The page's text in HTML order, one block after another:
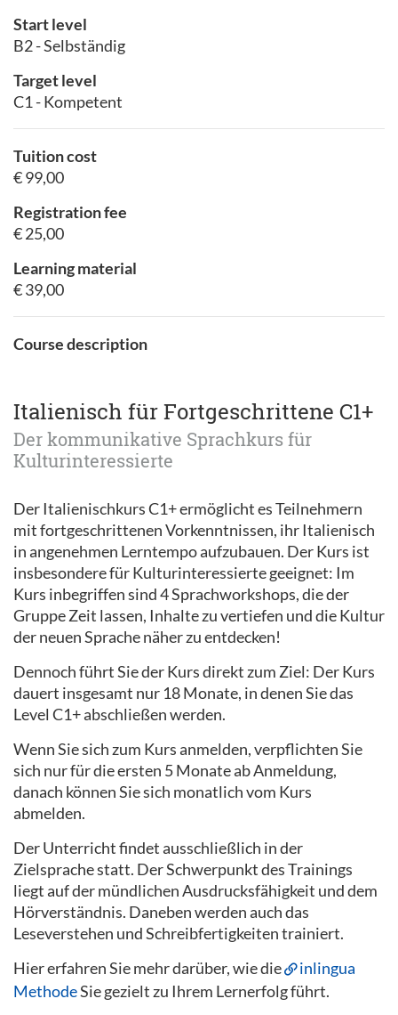
Start level
B2 - Selbständig
Target level
C1 - Kompetent
Course description
Italienisch für Fortgeschrittene C1+
Der kommunikative Sprachkurs für
Kulturinteressierte
Der Italienischkurs C1+ ermöglicht es Teilnehmern
mit fortgeschrittenen Vorkenntnissen, ihr Italienisch
in angenehmen Lerntempo aufzubauen. Der Kurs ist
insbesondere für Kulturinteressierte geeignet: Im
Kurs inbegriffen sind 4 Sprachworkshops, die der
Gruppe Zeit lassen, Inhalte zu vertiefen und die Kultur
der neuen Sprache näher zu entdecken!
Dennoch führt Sie der Kurs direkt zum Ziel: Der Kurs
dauert insgesamt nur 18 Monate, in denen Sie das
Level C1+ abschließen werden.
Wenn Sie sich zum Kurs anmelden, verpflichten Sie
sich nur für die ersten 5 Monate ab Anmeldung,
danach können Sie sich monatlich vom Kurs
abmelden.
Der Unterricht findet ausschließlich in der
Zielsprache statt. Der Schwerpunkt des Trainings
liegt auf der mündlichen Ausdrucksfähigkeit und dem
Hörverständnis. Daneben werden auch das
Leseverstehen und Schreibfertigkeiten trainiert.
Hier erfahren Sie mehr darüber, wie die
inlingua
MethodeSie gezielt zu Ihrem Lernerfolg führt.
Tuition cost
€ 99,00
Registration fee
€ 25,00
Learning material
€ 39,00